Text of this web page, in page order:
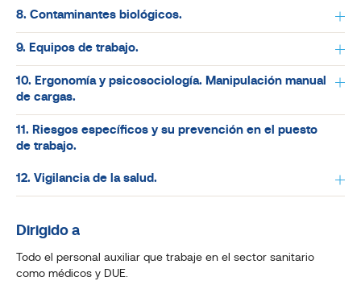
8. Contaminantes biológicos.
9. Equipos de trabajo.
10. Ergonomía y psicosociología. Manipulación manual
de cargas.
11. Riesgos específicos y su prevención en el puesto
de trabajo.
12. Vigilancia de la salud.
Dirigido a
Todo el personal auxiliar que trabaje en el sector sanitario
como médicos y DUE.